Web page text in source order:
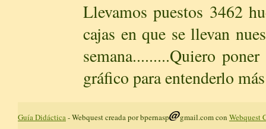
Llevamos puestos 3462
cajas en que se llevan
semana.........Quiero
gráfico para entenderlo
Guía Didáctica- Webquest creada por bpernasp gmail.com con Webquest